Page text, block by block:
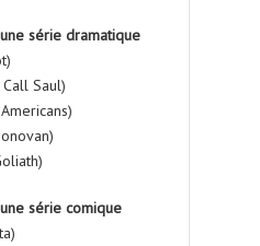
série dramatique
Saul)
série comique